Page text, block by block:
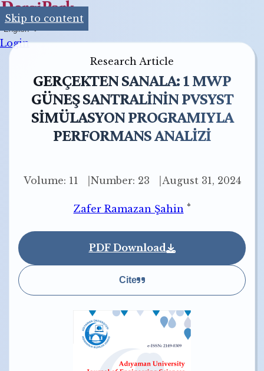
English
Login
Research Article
GERÇEKTEN SANALA: 1 MWP
GÜNEŞ SANTRALİNİN PVSYST
SİMÜLASYON PROGRAMIYLA
PERFORMANS ANALİZİ
Volume: 11 Number: 23 August 31, 2024
Zafer Ramazan Şahin *
PDF Download
Cite
Skip to content